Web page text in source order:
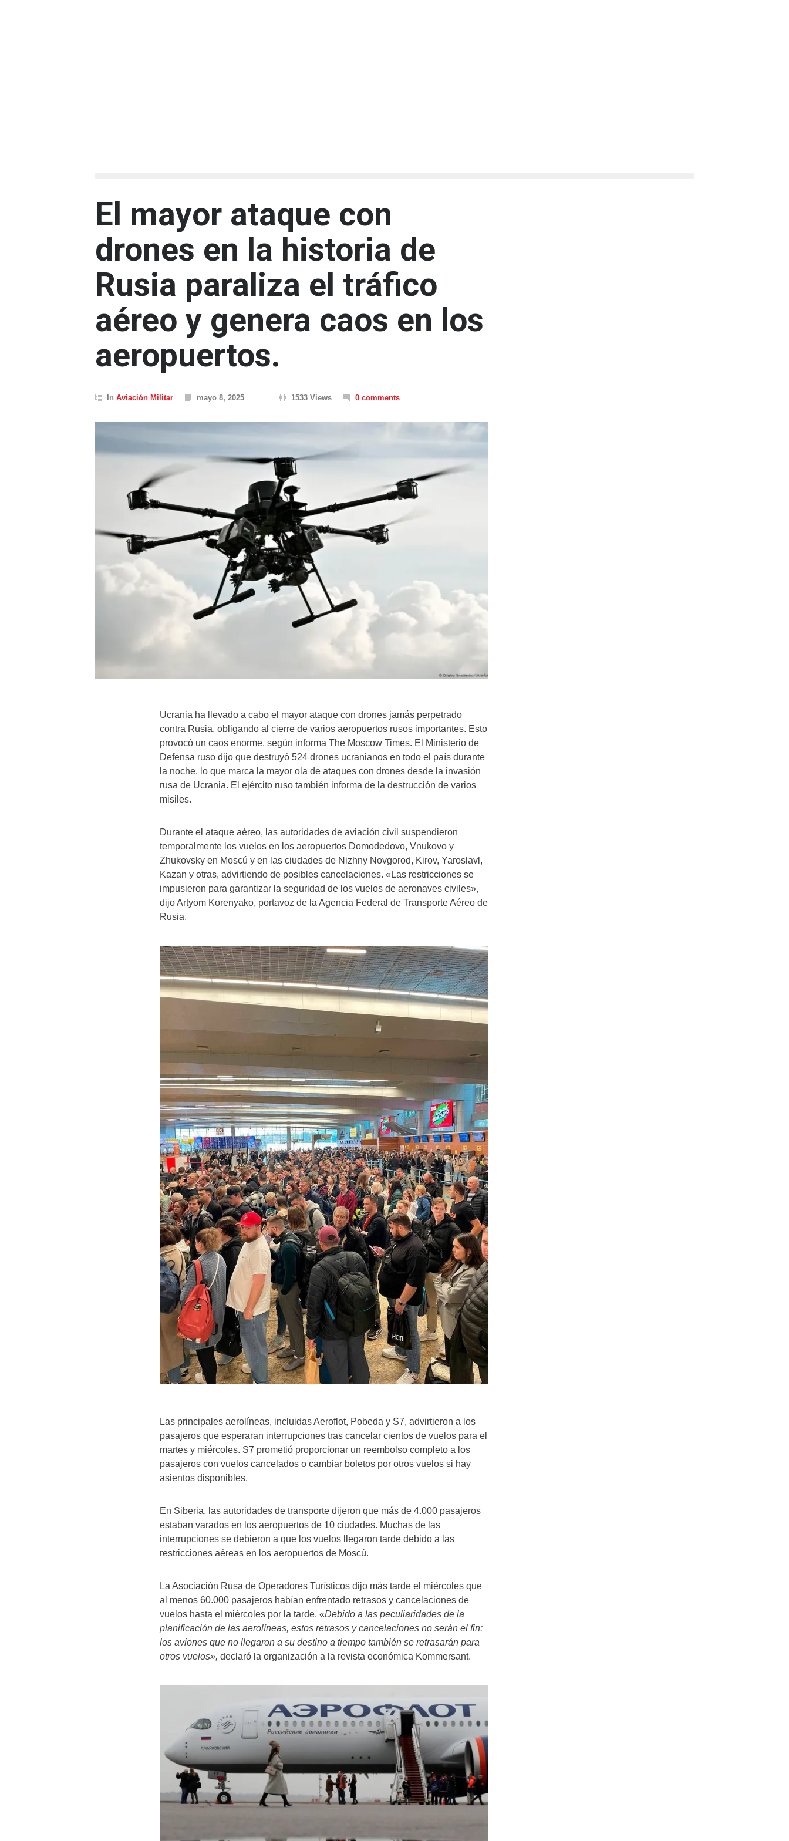
El mayor ataque con
drones en la historia de
Rusia paraliza el tráfico
aéreo y genera caos en los
aeropuertos.
In Aviación Militar mayo 8, 2025 1533 Views 0 comments
Ucrania ha llevado a cabo el mayor ataque con drones jamás perpetrado
contra Rusia, obligando al cierre de varios aeropuertos rusos importantes. Esto
provocó un caos enorme, según informa The Moscow Times. El Ministerio de
Defensa ruso dijo que destruyó 524 drones ucranianos en todo el país durante
la noche, lo que marca la mayor ola de ataques con drones desde la invasión
rusa de Ucrania. El ejército ruso también informa de la destrucción de varios
misiles.
Durante el ataque aéreo, las autoridades de aviación civil suspendieron
temporalmente los vuelos en los aeropuertos Domodedovo, Vnukovo y
Zhukovsky en Moscú y en las ciudades de Nizhny Novgorod, Kirov, Yaroslavl,
Kazan y otras, advirtiendo de posibles cancelaciones. «Las restricciones se
impusieron para garantizar la seguridad de los vuelos de aeronaves civiles»,
dijo Artyom Korenyako, portavoz de la Agencia Federal de Transporte Aéreo de
Rusia.
Las principales aerolíneas, incluidas Aeroflot, Pobeda y S7, advirtieron a los
pasajeros que esperaran interrupciones tras cancelar cientos de vuelos para el
martes y miércoles. S7 prometió proporcionar un reembolso completo a los
pasajeros con vuelos cancelados o cambiar boletos por otros vuelos si hay
asientos disponibles.
En Siberia, las autoridades de transporte dijeron que más de 4.000 pasajeros
estaban varados en los aeropuertos de 10 ciudades. Muchas de las
interrupciones se debieron a que los vuelos llegaron tarde debido a las
restricciones aéreas en los aeropuertos de Moscú.
La Asociación Rusa de Operadores Turísticos dijo más tarde el miércoles que
al menos 60.000 pasajeros habían enfrentado retrasos y cancelaciones de
vuelos hasta el miércoles por la tarde. «Debido a las peculiaridades de la
planificación de las aerolíneas, estos retrasos y cancelaciones no serán el fin:
los aviones que no llegaron a su destino a tiempo también se retrasarán para
otros vuelos», declaró la organización a la revista económica Kommersant.